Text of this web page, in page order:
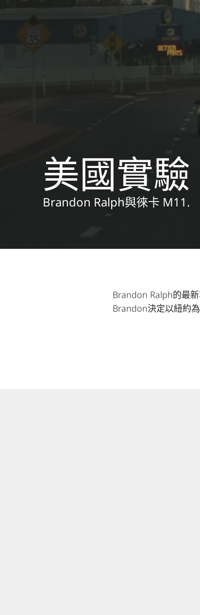
美國實驗
Brandon Ralph與徠卡 M11.
Brandon Ralph的最
Brandon決定以紐約